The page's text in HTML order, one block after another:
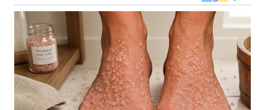
KALTIM
WN
SULSEL
WN